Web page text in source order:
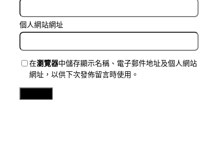
個人網站網址
在瀏覽器中儲存顯示名稱、電子郵件地址及個人網站
網址，以供下次發佈留言時使用。